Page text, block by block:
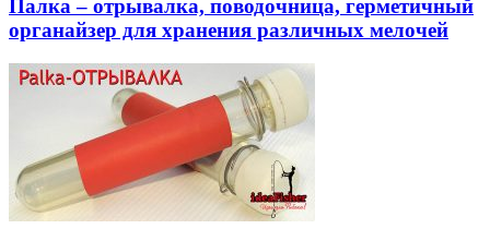
Палка – отрывалка, поводочница, герметичный
органайзер для хранения различных мелочей